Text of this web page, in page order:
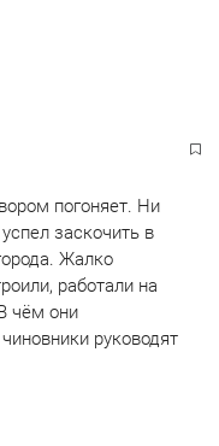
погоняет. Ни
заскочить в
Жалко
работали на
чём они
руководят